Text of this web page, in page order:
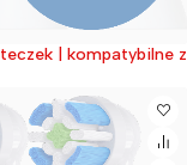
| kompatybilne z